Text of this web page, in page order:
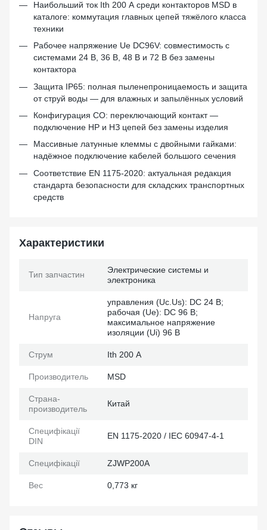
Наибольший ток Ith 200 А среди контакторов MSD в
каталоге: коммутация главных цепей тяжёлого класса
техники
Рабочее напряжение Ue DC96V: совместимость с
системами 24 В, 36 В, 48 В и 72 В без замены
контактора
Защита IP65: полная пыленепроницаемость и защита
от струй воды — для влажных и запылённых условий
Конфигурация CO: переключающий контакт —
подключение НР и НЗ цепей без замены изделия
Массивные латунные клеммы с двойными гайками:
надёжное подключение кабелей большого сечения
Соответствие EN 1175-2020: актуальная редакция
стандарта безопасности для складских транспортных
средств
Характеристики
Тип запчастин
Электрические системы и
электроника
Напруга
управления (Uc.Us): DC 24 В;
рабочая (Ue): DC 96 В;
максимальное напряжение
изоляции (Ui) 96 В
Струм Ith 200 А
Производитель MSD
Страна-
производитель
Китай
Специфікації
DIN
EN 1175-2020 / IEC 60947-4-1
Специфікації ZJWP200A
Вес 0,773 кг